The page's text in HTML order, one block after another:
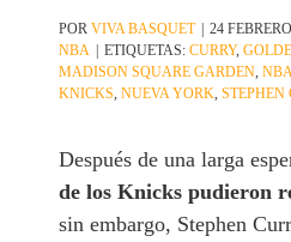
PORVIVA BASQUET | 24
NBA | ETIQUETAS:CURRY,
MADISON SQUARE GARDEN ,NBA
KNICKS ,NUEVA YORK ,STEPHEN
Después de una larga
de los Knicks pudieron
sin embargo, Stephen